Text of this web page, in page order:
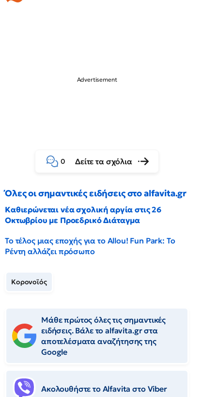
0 Δείτε τα σχόλια
Όλες οι σημαντικές ειδήσεις στο alfavita.gr
Καθιερώνεται νέα σχολική αργία στις 26
Οκτωβρίου με Προεδρικό Διάταγμα
Το τέλος μιας εποχής για το Allou! Fun Park: Το
Ρέντη αλλάζει πρόσωπο
Κορονοϊός
Μάθε πρώτος όλες τις σημαντικές
ειδήσεις. Βάλε το alfavita.gr στα
αποτελέσματα αναζήτησης της
Google
Ακολουθήστε το Αlfavita στο Viber